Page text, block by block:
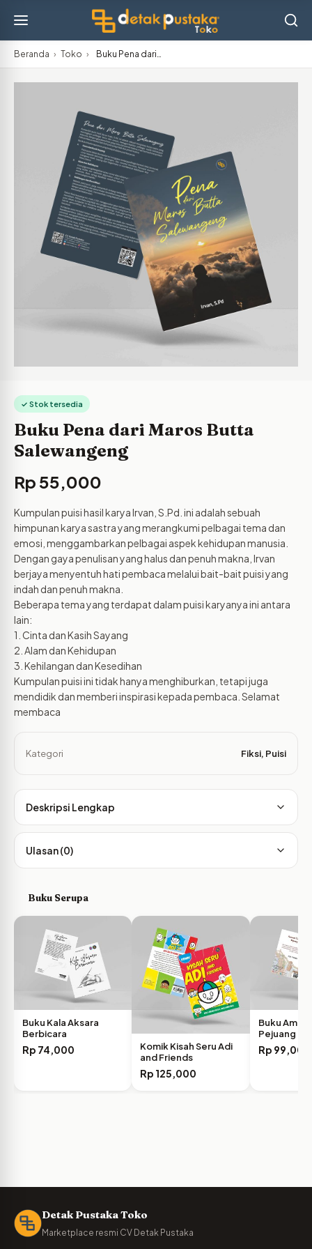
Beranda › Toko › Buku Pena dari…
✓ Stok tersedia
Buku Pena dari Maros Butta
Salewangeng
Rp 55,000
Kumpulan puisi hasil karya Irvan, S.Pd. ini adalah sebuah
himpunan karya sastra yang merangkumi pelbagai tema dan
emosi, menggambarkan pelbagai aspek kehidupan manusia.
Dengan gaya penulisan yang halus dan penuh makna, Irvan
berjaya menyentuh hati pembaca melalui bait-bait puisi yang
indah dan penuh makna.
Beberapa tema yang terdapat dalam puisi karyanya ini antara
lain:
1. Cinta dan Kasih Sayang
2. Alam dan Kehidupan
3. Kehilangan dan Kesedihan
Kumpulan puisi ini tidak hanya menghiburkan, tetapi juga
mendidik dan memberi inspirasi kepada pembaca. Selamat
membaca
Kategori Fiksi, Puisi
Deskripsi Lengkap
Ulasan (0)
Buku Serupa
Buku Kala Aksara
Berbicara
Rp 74,000
Komik Kisah Seru Adi
and Friends
Rp 125,000
Buku
Pejuang
Rp 99,000
Detak Pustaka Toko
Marketplace resmi CV Detak Pustaka